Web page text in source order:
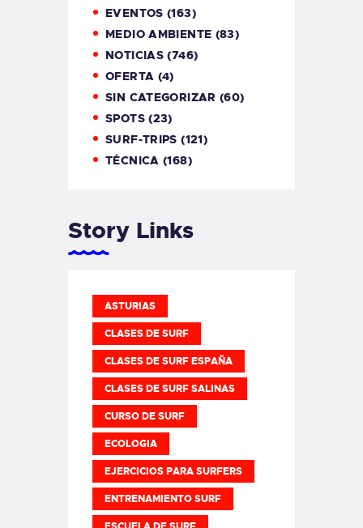
EVENTOS (163)
MEDIO AMBIENTE (83)
NOTICIAS (746)
OFERTA (4)
SIN CATEGORIZAR (60)
SPOTS(23)
SURF-TRIPS (121)
TÉCNICA (168)
Story Links
ASTURIAS
CLASES DE SURF
CLASES DE SURF ESPAÑA
CLASES DE SURF SALINAS
CURSO DE SURF
ECOLOGIA
EJERCICIOS PARA SURFERS
ENTRENAMIENTO SURF